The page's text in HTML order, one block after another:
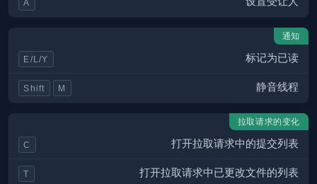
A
通知
E/L/Y 标记为已读
Shift M 静音线程
拉取请求的变化
C 打开拉取请求中的提交列表
T 打开拉取请求中已更改文件的列表